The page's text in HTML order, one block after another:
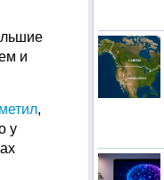
и
,
у